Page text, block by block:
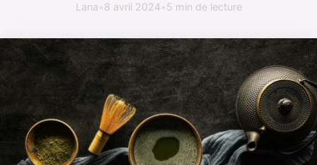
Lana 8 avril 2024 5 min de lecture